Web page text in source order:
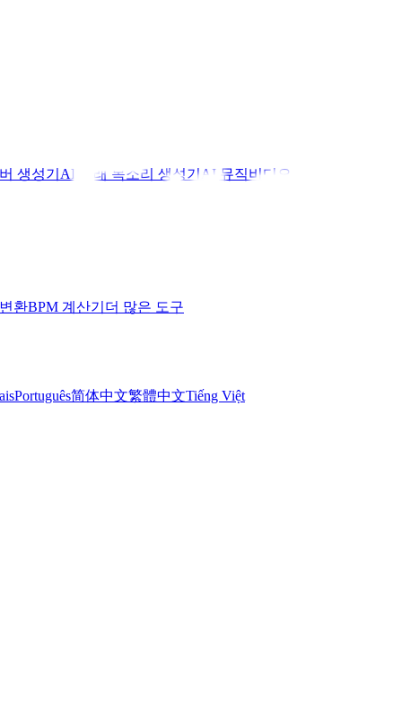
생성기 AI 노래 목소리 생성기 AI 뮤직비디오
환BPM 계산기 더 많은 도구
Português简体中文繁體中文Tiếng Việt